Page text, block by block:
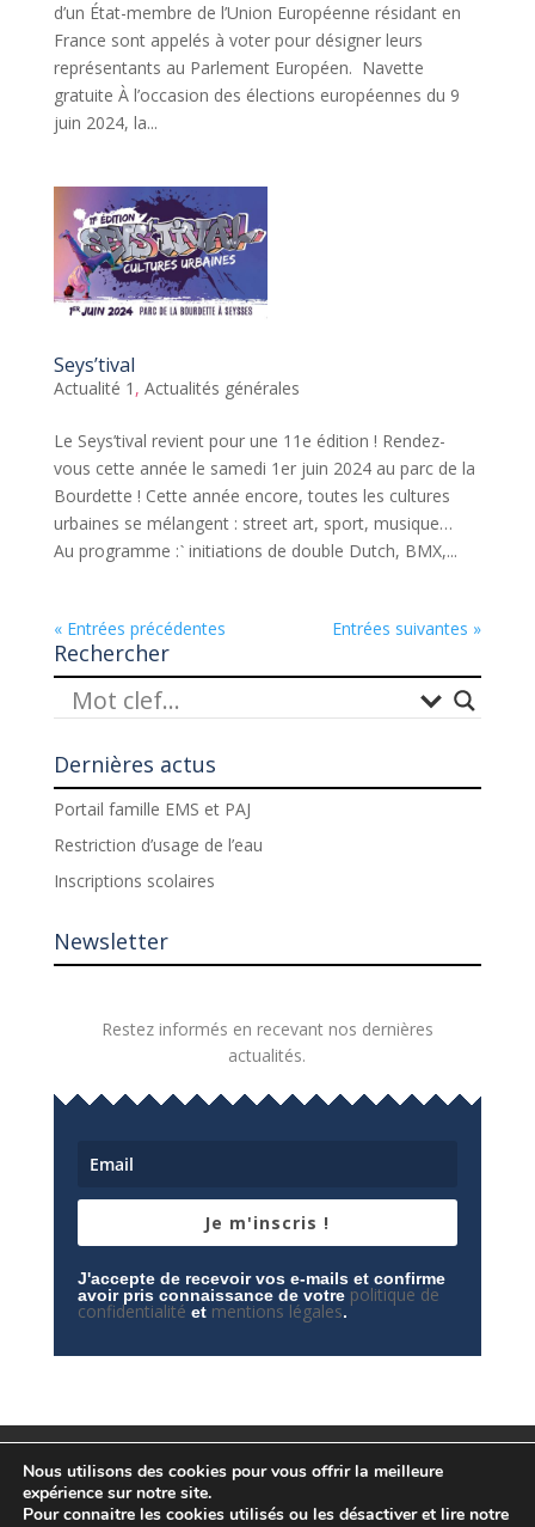
d’un État-membre de l’Union Européenne résidant en
France sont appelés à voter pour désigner leurs
représentants au Parlement Européen. Navette
gratuite À l’occasion des élections européennes du 9
juin 2024, la...
Seys’tival
Actualité 1 , Actualités générales
Le Seys’tival revient pour une 11e édition ! Rendez-
vous cette année le samedi 1er juin 2024 au parc de la
Bourdette ! Cette année encore, toutes les cultures
urbaines se mélangent : street art, sport, musique…
Au programme : ̀initiations de double Dutch, BMX,...
« Entrées précédentes Entrées suivantes »
Rechercher
Dernières actus
Portail famille EMS et PAJ
Restriction d’usage de l’eau
Inscriptions scolaires
Newsletter
Restez informés en recevant nos dernières
actualités.
Je m'inscris !
J'accepte de recevoir vos e-mails et confirme
avoir pris connaissance de votre politique de
confidentialité et mentions légales.
Espace privé
Politique de confidentialité
Nous utilisons des cookies pour vous offrir la meilleure
expérience sur notre site.
Pour connaitre les cookies utilisés ou les désactiver et lire notre